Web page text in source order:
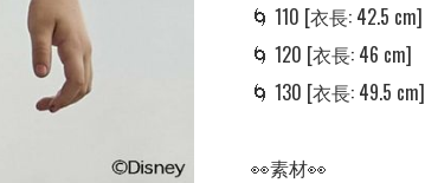
🌀 110 [衣長: 42.5 cm]
🌀 120 [衣長: 46 cm]
🌀 130 [衣長: 49.5 cm]
👀素材👀